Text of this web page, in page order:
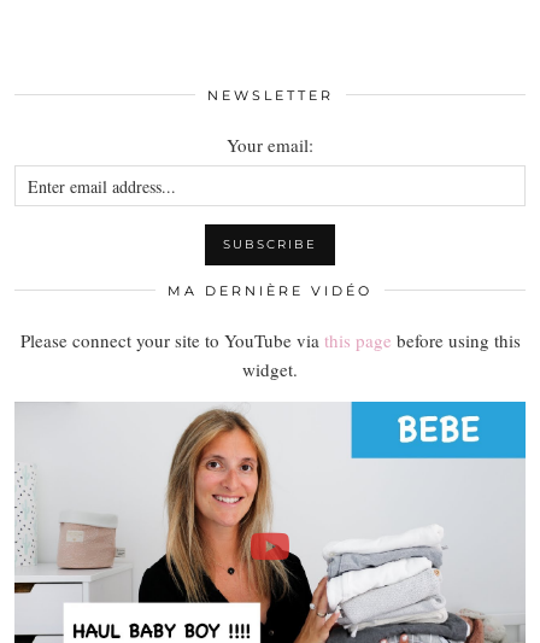
NEWSLETTER
Your email:
MA DERNIÈRE VIDÉO
Please connect your site to YouTube via this page before using this
widget.